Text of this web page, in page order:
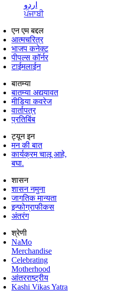
اردو
ਪੰਜਾਬੀ
एन एम बद्दल
आत्मचरित्र
भाजप कनेक्ट
पीपल्स कॉर्नर
टाईमलाईन
बातम्या
बातम्या अद्ययावत
मीडिया कवरेज
वार्तापत्र
प्रतिबिंब
ट्यून इन
मन की बात
कार्यक्रम चालू आहे,
बघा.
शासन
शासन नमुना
जागतिक मान्यता
इन्फोग्राफीकस
अंतरंग
श्रेणी
NaMo
Merchandise
Celebrating
Motherhood
आंतरराष्ट्रीय
Kashi Vikas Yatra